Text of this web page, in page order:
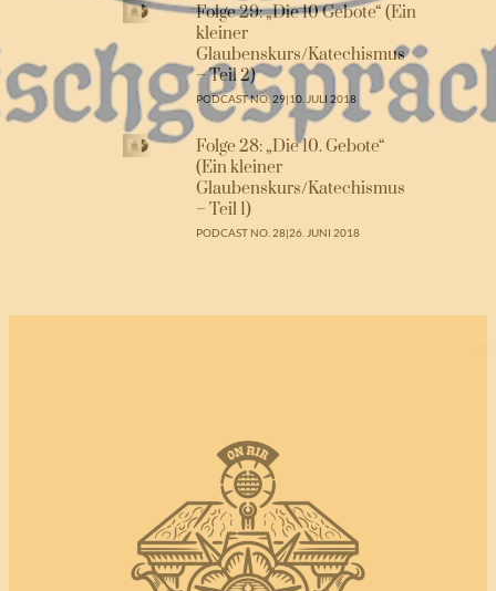
Folge 29: „Die 10 Gebote“ (Ein
kleiner
Glaubenskurs/Katechismus
– Teil 2)
PODCAST NO. 29|10. JULI 2018
Folge 28: „Die 10. Gebote“
(Ein kleiner
Glaubenskurs/Katechismus
– Teil 1)
PODCAST NO. 28|26. JUNI 2018